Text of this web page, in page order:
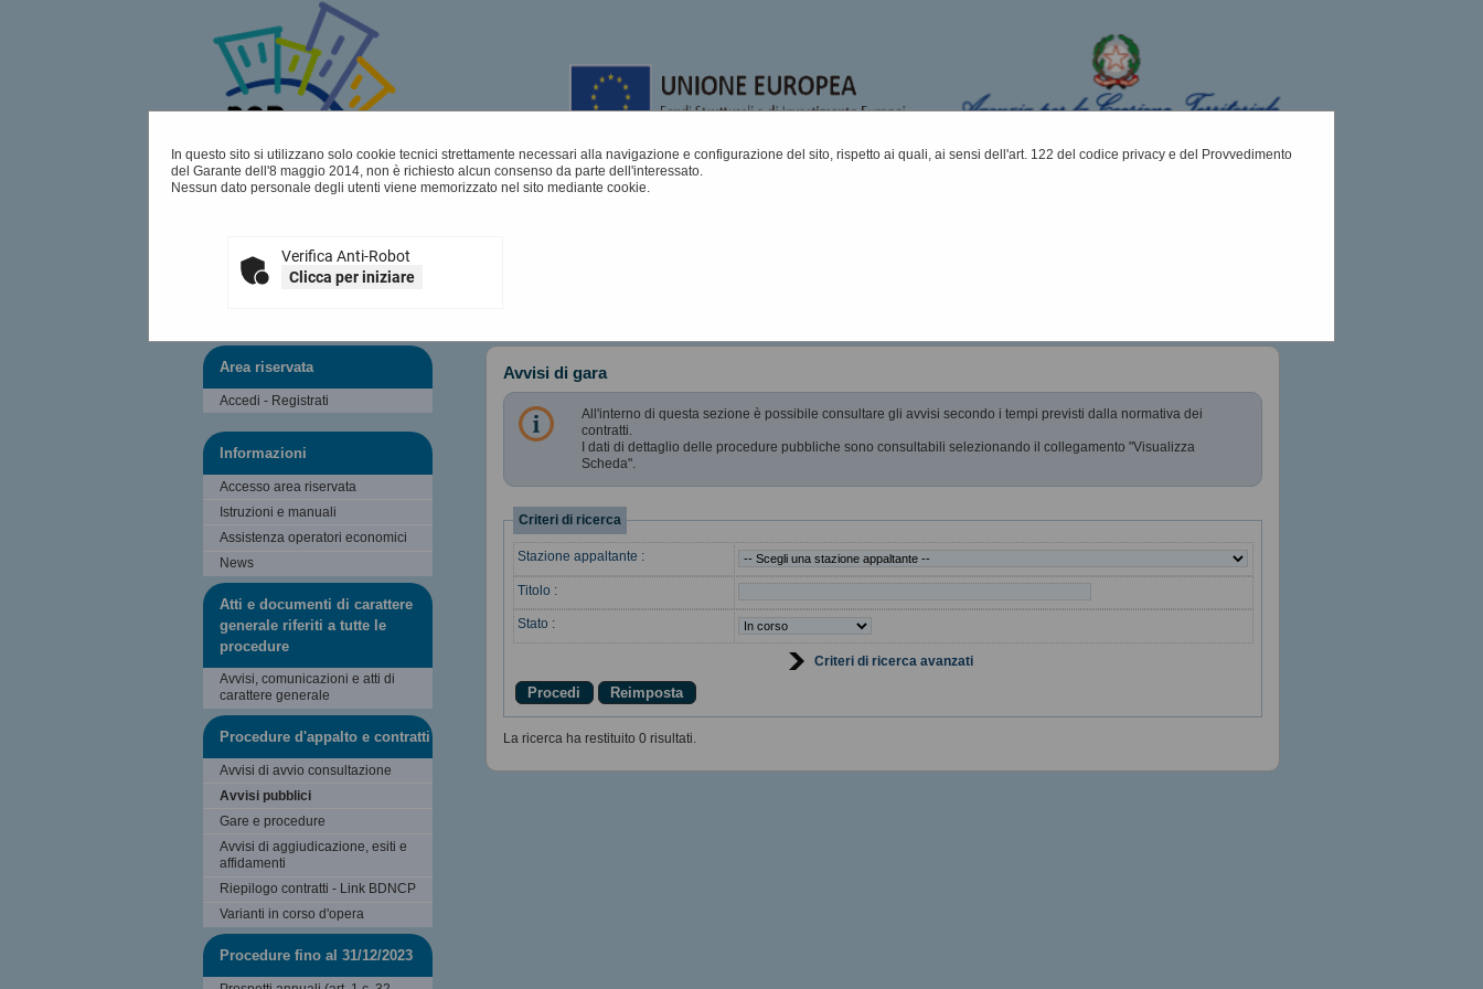
In questo sito si utilizzano solo cookie tecnici strettamente necessari alla navigazione e configurazione del sito, rispetto ai quali, ai sensi dell'art. 122 del codice privacy e del Provvedimento
del Garante dell'8 maggio 2014, non è richiesto alcun consenso da parte dell'interessato.
Nessun dato personale degli utenti viene memorizzato nel sito mediante cookie.
Verifica Anti-Robot
Clicca per iniziare
Area riservata
Accedi - Registrati
Informazioni
Accesso area riservata
Istruzioni e manuali
Assistenza operatori economici
News
Atti e documenti di carattere
generale riferiti a tutte le
procedure
Avvisi, comunicazioni e atti di
carattere generale
Procedure d'appalto e contratti
Avvisi di avvio consultazione
Avvisi pubblici
Gare e procedure
Avvisi di aggiudicazione, esiti e
affidamenti
Riepilogo contratti - Link BDNCP
Varianti in corso d'opera
Procedure fino al 31/12/2023
Avvisi di gara
All'interno di questa sezione è possibile consultare gli avvisi secondo i tempi previsti dalla normativa dei
contratti.
I dati di dettaglio delle procedure pubbliche sono consultabili selezionando il collegamento "Visualizza
Scheda".
Criteri di ricerca
Stazione appaltante :
Titolo :
Stato :
Criteri di ricerca avanzati
La ricerca ha restituito 0 risultati.